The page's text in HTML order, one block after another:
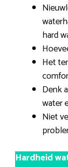
hard
Het
Denk
water
Niet
Hardheid